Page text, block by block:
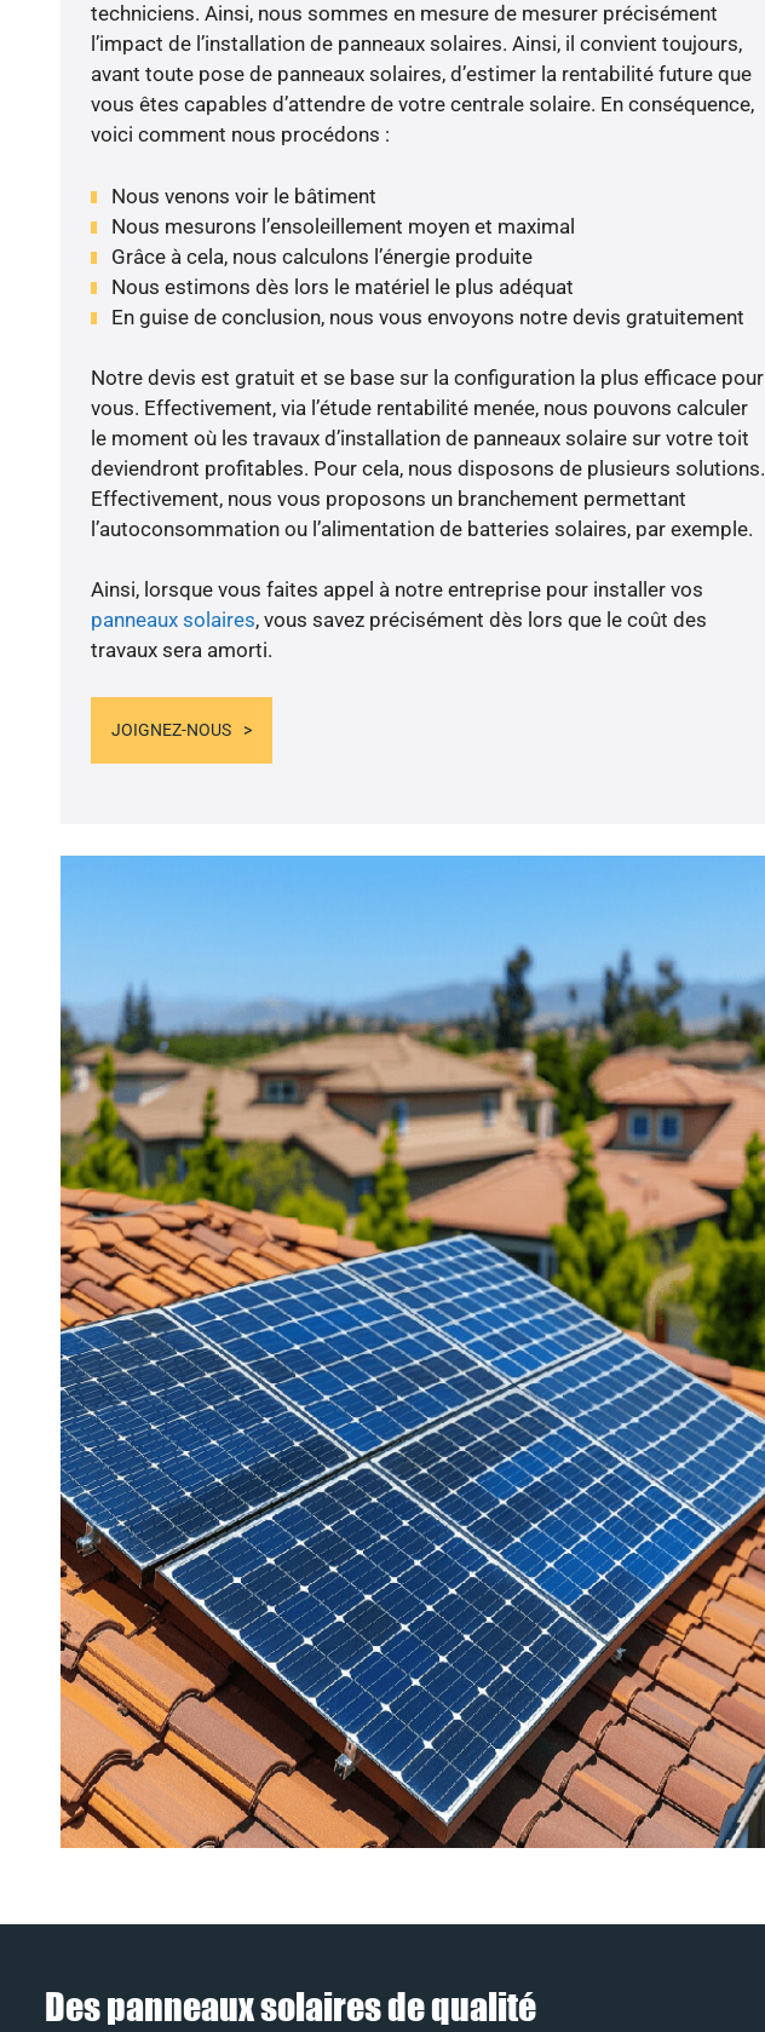
techniciens. Ainsi, nous sommes en mesure de mesurer précisément
l’impact de l’installation de panneaux solaires. Ainsi, il convient toujours,
avant toute pose de panneaux solaires, d’estimer la rentabilité future que
vous êtes capables d’attendre de votre centrale solaire. En conséquence,
voici comment nous procédons :
Nous venons voir le bâtiment
Nous mesurons l’ensoleillement moyen et maximal
Grâce à cela, nous calculons l’énergie produite
Nous estimons dès lors le matériel le plus adéquat
En guise de conclusion, nous vous envoyons notre devis gratuitement
Notre devis est gratuit et se base sur la configuration la plus efficace pour
vous. Effectivement, via l’étude rentabilité menée, nous pouvons calculer
le moment où les travaux d’installation de panneaux solaire sur votre toit
deviendront profitables. Pour cela, nous disposons de plusieurs solutions.
Effectivement, nous vous proposons un branchement permettant
l’autoconsommation ou l’alimentation de batteries solaires, par exemple.
Ainsi, lorsque vous faites appel à notre entreprise pour installer vos
panneaux solaires, vous savez précisément dès lors que le coût des
travaux sera amorti.
JOIGNEZ-NOUS
Des panneaux solaires de qualité